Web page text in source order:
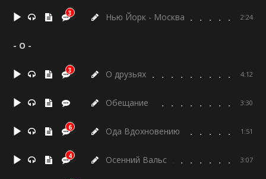
3 Нью Йорк - Москва 2:24
- О -
3 О друзьях 4:12
Обещание 3:30
6 Ода Вдохновению 1:51
4 Осенний Вальс 3:07